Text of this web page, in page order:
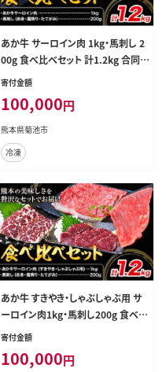
あか牛 サーロイン肉 1kg・馬刺し 2
00g 食べ比べセット 計1.2kg 合同会
社たべたせいか《30日以内に出荷予
用サーロイン肉 サーロイン 馬肉 赤
身 霜降り たてがみ 馬刺し 熊本県産
送料無料 ---069-2055---
寄付金額
100,000円
熊本県菊池市
冷凍
あか牛 すきやき・しゃぶしゃぶ用 サ
ーロイン肉1kg・馬刺し200g 食べ比
べセット 計1.2kg 合同会社たべたせ
除く)》牛肉 和牛 馬刺し セット 熊本
寄付金額
100,000円